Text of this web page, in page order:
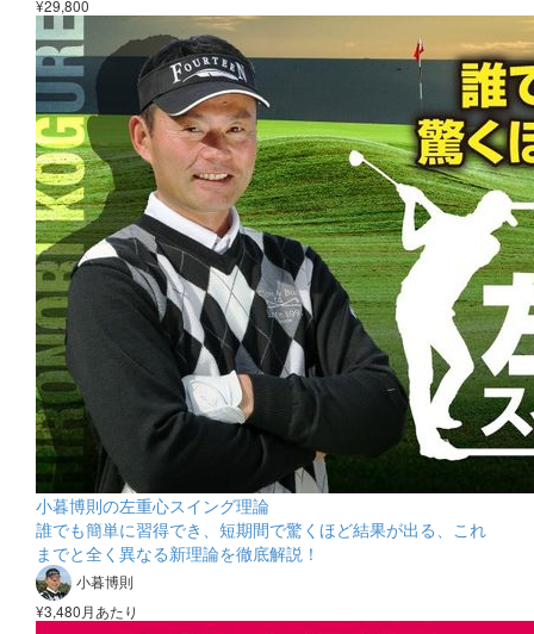
¥29,800
小暮博則の左重心スイング理論
誰でも簡単に習得でき、短期間で驚くほど結果が出る、これ
までと全く異なる新理論を徹底解説！
小暮博則
¥3,480月あたり